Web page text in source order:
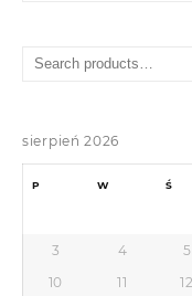
Search
sierpień 2026
P W Ś
3
4 5
10
11 12